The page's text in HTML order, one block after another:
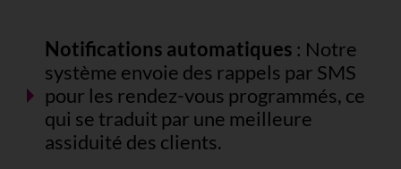
Notifications automatiques : Notre
système envoie des rappels par SMS
pour les rendez-vous programmés, ce
qui se traduit par une meilleure
assiduité des clients.